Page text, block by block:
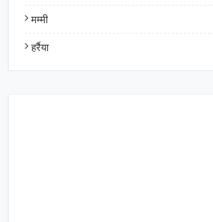
मम्मी
हर्रैया